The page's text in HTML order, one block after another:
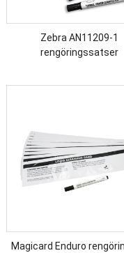
Zebra AN11209-1
rengöringssatser
Magicard Enduro